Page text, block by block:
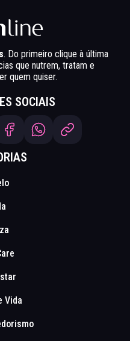
. Do primeiro clique à última
que nutrem, tratam e
quem quiser.
SOCIAIS
Vida